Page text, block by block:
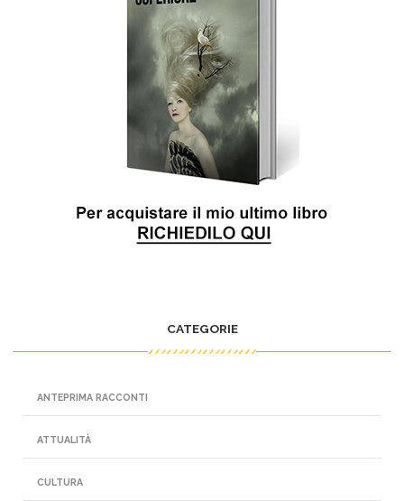
CATEGORIE
ANTEPRIMA RACCONTI
ATTUALITÀ
CULTURA